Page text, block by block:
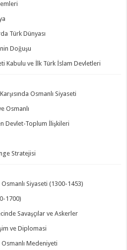
Türk Dünyası
Doğuşu
Kabulu ve İlk Türk İslam Devletleri
Osmanlı Siyaseti
Osmanlı
Devlet-Toplum İlişkileri
Stratejisi
Siyaseti (1300-1453)
1700)
Savaşçılar ve Askerler
ve Diplomasi
Medeniyeti